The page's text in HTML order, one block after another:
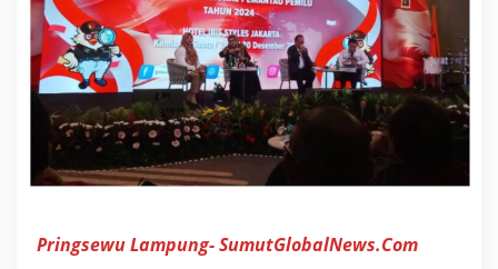
r
i
U
n
d
a
n
g
B
a
s
l
Pringsewu Lampung- SumutGlobalNews.Com